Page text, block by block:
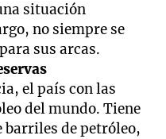
situación
no siempre se
sus arcas.
el país con las
del mundo. Tiene
barriles de petróleo,